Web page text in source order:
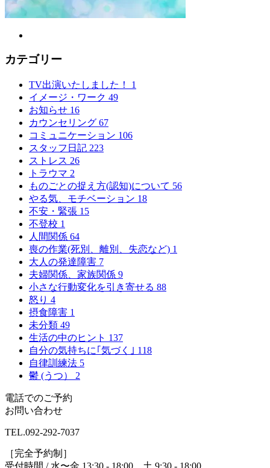
カテゴリー
TV出演いたしました！ 1
イメージ・ワーク 49
お知らせ 16
カウンセリング 67
コミュニケーション 106
スタッフ日記 223
ストレス 26
トラウマ 2
ものごとの捉え方(認知)について 56
やる気、モチベーション 18
不安・緊張 15
不登校 1
人間関係 64
喪の作業(死別、離別、失恋など) 1
大人の発達障害 7
夫婦関係、家族関係 9
小さな行動変化を引き寄せる 88
怒り 4
摂食障害 1
未分類 49
生活の中のヒント 137
自分の気持ちに｢気づく｣ 118
自律訓練法 5
鬱 (うつ） 2
電話でのご予約
お問い合わせ
TEL.092-292-7037
［完全予約制］